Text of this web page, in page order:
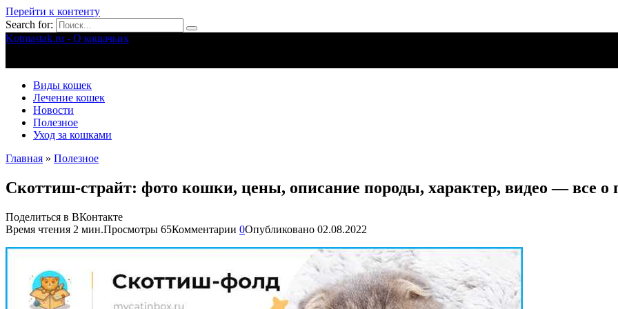
Перейти к контенту
Search for:
Kotmastak.ru - О кошачьих
Виды кошек
Лечение кошек
Новости
Полезное
Уход за кошками
Главная » Полезное
Скоттиш-страйт: фото кошки, цены, описание породы, характер, видео — все о
Поделиться в ВКонтакте
Время чтения 2 мин.Просмотры 65Комментарии 0Опубликовано 02.08.2022